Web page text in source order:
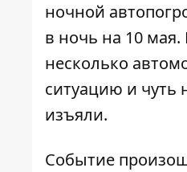
ночной
в ночь на 10
несколько
ситуацию и чуть
изъяли.
Событие